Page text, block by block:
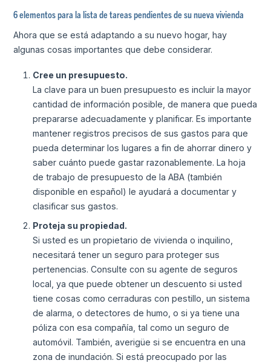
6 elementos para la lista de tareas pendientes de su nueva vivienda
Ahora que se está adaptando a su nuevo hogar, hay
algunas cosas importantes que debe considerar.
Cree un presupuesto.
La clave para un buen presupuesto es incluir la mayor
cantidad de información posible, de manera que pueda
prepararse adecuadamente y planificar. Es importante
mantener registros precisos de sus gastos para que
pueda determinar los lugares a fin de ahorrar dinero y
saber cuánto puede gastar razonablemente. La hoja
de trabajo de presupuesto de la ABA (también
disponible en español) le ayudará a documentar y
clasificar sus gastos.
Proteja su propiedad.
Si usted es un propietario de vivienda o inquilino,
necesitará tener un seguro para proteger sus
pertenencias. Consulte con su agente de seguros
local, ya que puede obtener un descuento si usted
tiene cosas como cerraduras con pestillo, un sistema
de alarma, o detectores de humo, o si ya tiene una
póliza con esa compañía, tal como un seguro de
automóvil. También, averigüe si se encuentra en una
zona de inundación. Si está preocupado por las